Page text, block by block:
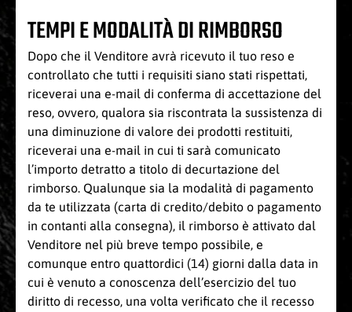
TEMPI E MODALITÀ DI RIMBORSO
Dopo che il Venditore avrà ricevuto il tuo reso e
controllato che tutti i requisiti siano stati rispettati,
riceverai una e-mail di conferma di accettazione del
reso, ovvero, qualora sia riscontrata la sussistenza di
una diminuzione di valore dei prodotti restituiti,
riceverai una e-mail in cui ti sarà comunicato
l’importo detratto a titolo di decurtazione del
rimborso. Qualunque sia la modalità di pagamento
da te utilizzata (carta di credito/debito o pagamento
in contanti alla consegna), il rimborso è attivato dal
Venditore nel più breve tempo possibile, e
comunque entro quattordici (14) giorni dalla data in
cui è venuto a conoscenza dell’esercizio del tuo
diritto di recesso, una volta verificato che il recesso